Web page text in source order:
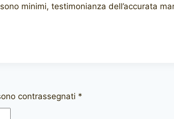
minimi, testimonianza dell’accurata
contrassegnati *